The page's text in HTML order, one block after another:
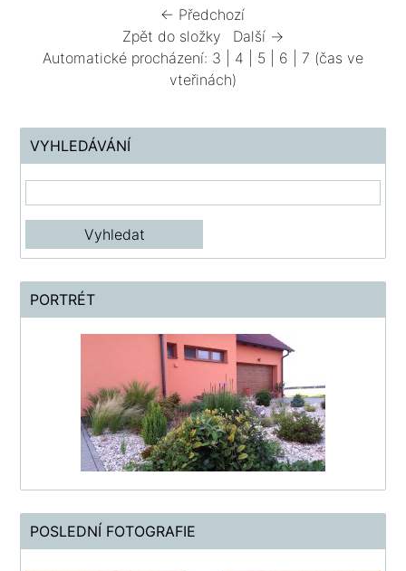
← Předchozí
Zpět do složky
Další →
Automatické procházení: 3 4 5 6 7 (čas ve
vteřinách)
VYHLEDÁVÁNÍ
PORTRÉT
POSLEDNÍ FOTOGRAFIE